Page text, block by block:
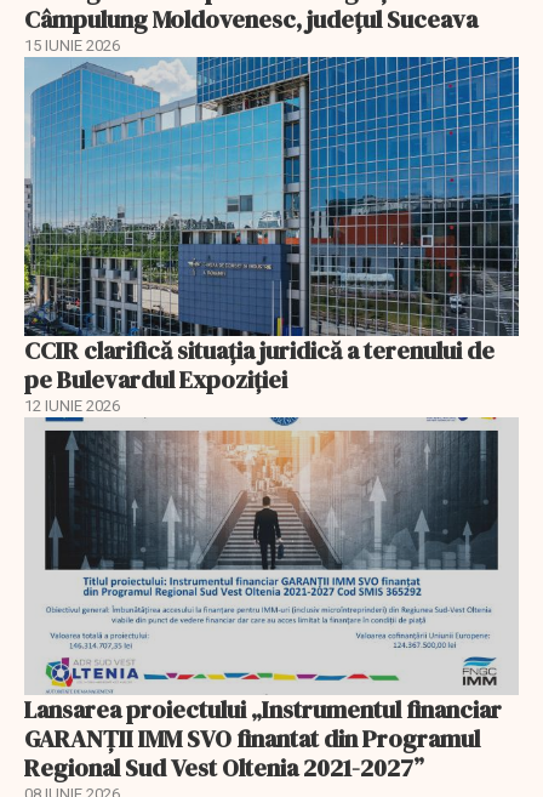
Câmpulung Moldovenesc, judeţul Suceava
15 IUNIE 2026
CCIR clarifică situația juridică a terenului de
pe Bulevardul Expoziției
12 IUNIE 2026
Lansarea proiectului „Instrumentul financiar
GARANȚII IMM SVO finantat din Programul
Regional Sud Vest Oltenia 2021-2027”